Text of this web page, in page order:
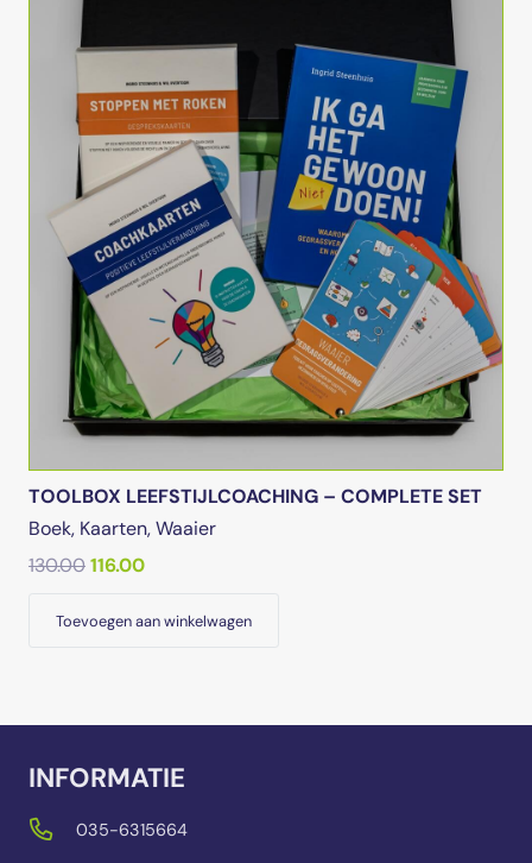
TOOLBOX LEEFSTIJLCOACHING – COMPLETE SET
Boek, Kaarten,Waaier
130.00Oorspronkelijke
was:
116.00Huidige
is:
Toevoegen aan winkelwagen
INFORMATIE
035-6315664